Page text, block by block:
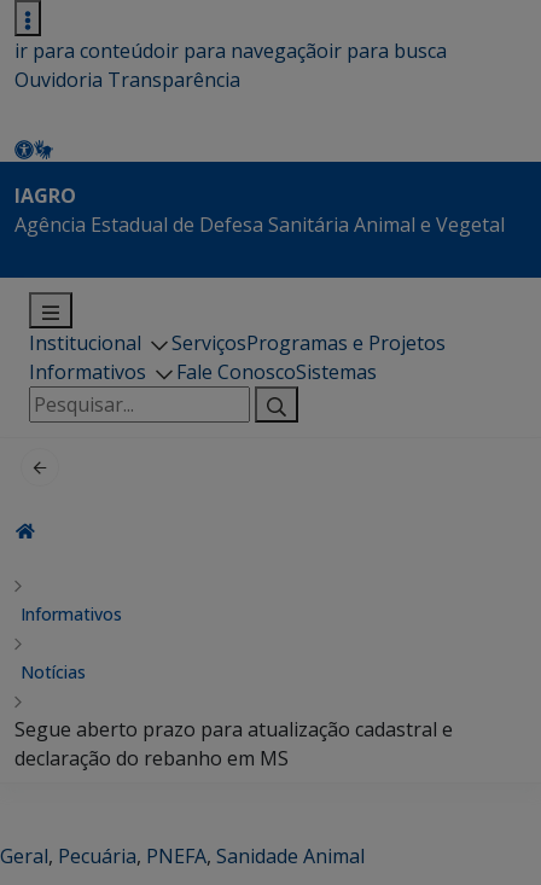
ir para conteúdoir para navegaçãoir para busca
Ouvidoria Transparência
IAGRO
Agência Estadual de Defesa Sanitária Animal e Vegetal
Institucional ServiçosProgramas e Projetos
Informativos
Fale ConoscoSistemas
Pesquisar
por:
Informativos
Notícias
Segue aberto prazo para atualização cadastral e
declaração do rebanho em MS
Geral, Pecuária, PNEFA, Sanidade Animal